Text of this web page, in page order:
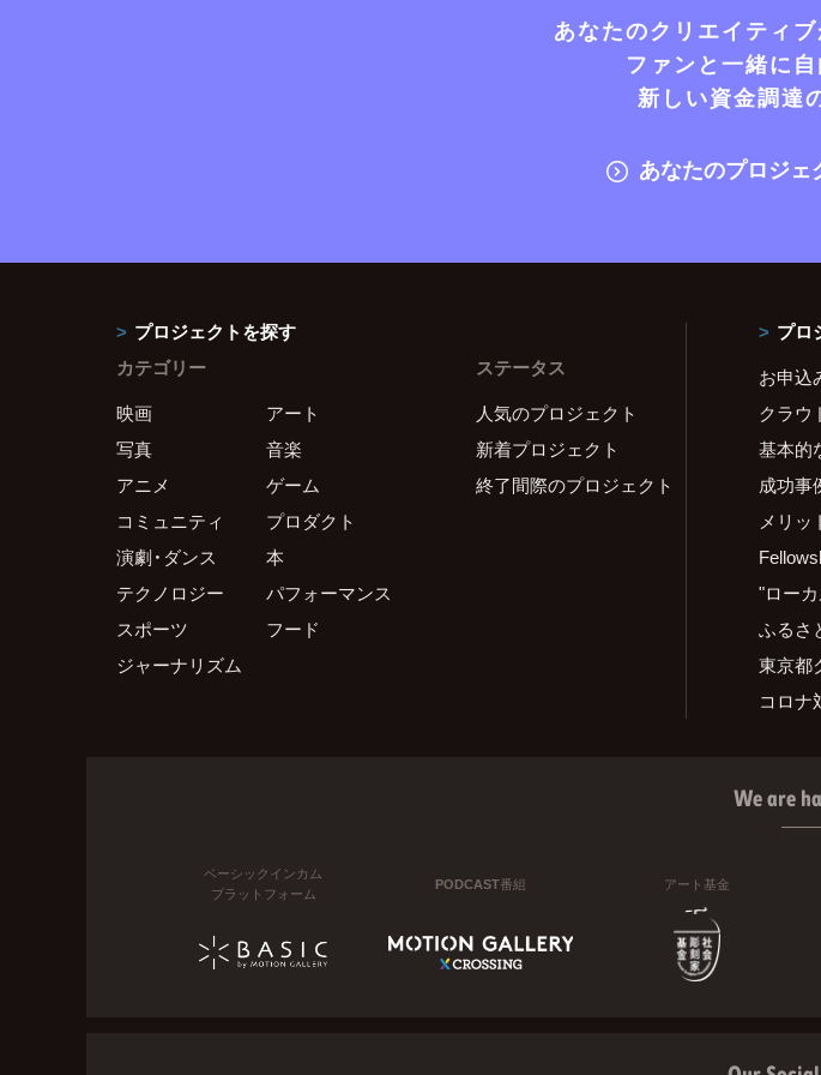
あなたのクリエイティ
ファンと一緒に
新しい資金調達
あなたのプロジ
プロジェクトを探す
カテゴリー
映画
アート
写真
音楽
アニメ
ゲーム
コミュニティ
プロダクト
演劇・ダンス
本
テクノロジー
パフォーマンス
スポーツ
フード
ジャーナリズム
ステータス
人気のプロジェクト
新着プロジェクト
終了間際のプロジェクト
プロ
お申込
クラウ
基本的
成功事
メリッ
"ロー
ふるさ
東京都
コロナ
We are
ベーシックインカム
プラットフォーム
PODCAST番組 アート基金